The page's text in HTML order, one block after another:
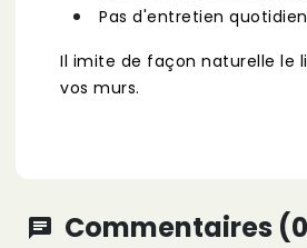
Pas d'entretien quotidien
Il imite de façon naturelle le
vos murs.
chat Commentaires